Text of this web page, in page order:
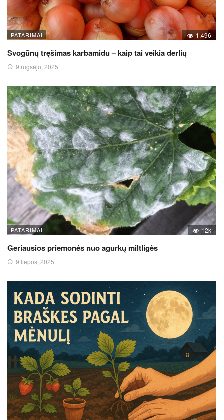
PATARIMAI 1,496
Svogūnų tręšimas karbamidu – kaip tai veikia derlių
9 rugsėjo, 2025
PATARIMAI 12k
Geriausios priemonės nuo agurkų miltligės
9 liepos, 2025